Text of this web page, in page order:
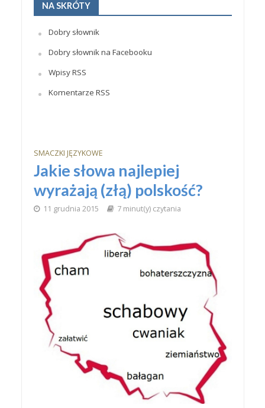
NA SKRÓTY
Dobry słownik
Dobry słownik na Facebooku
Wpisy RSS
Komentarze RSS
SMACZKI JĘZYKOWE
Jakie słowa najlepiej
wyrażają (złą) polskość?
11 grudnia 2015 7 minut(y) czytania